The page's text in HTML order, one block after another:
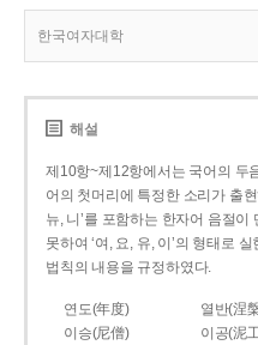
한국여자대학
해설
제10항~제12항에서는 국어의 두
어의 첫머리에 특정한 소리가 출
뉴, 니’를 포함하는 한자어 음절이
못하여 ‘여, 요, 유, 이’의 형태로
법칙의 내용을 규정하였다.
연도(年度) 열반(涅
이승(尼僧)
이공(泥